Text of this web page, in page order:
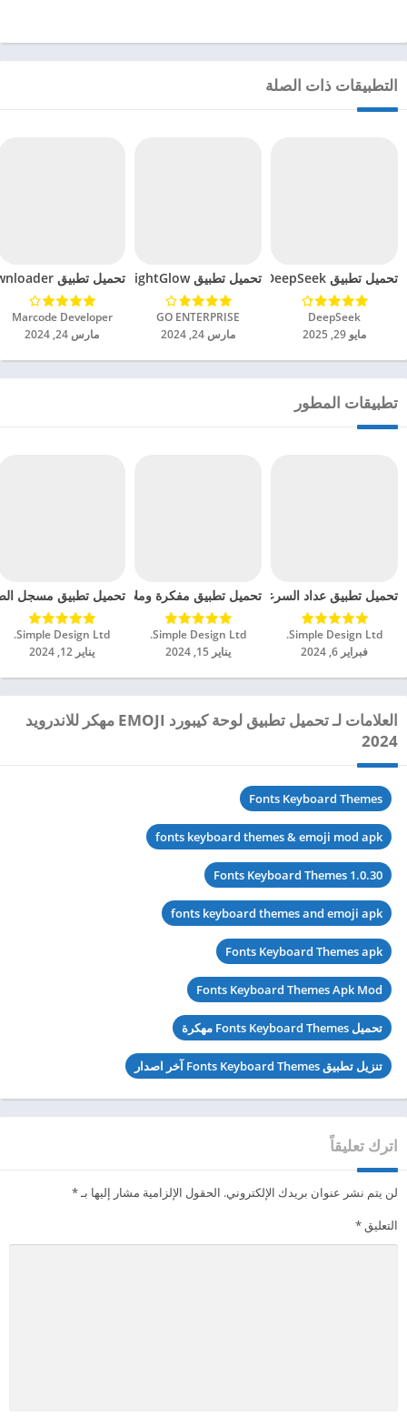
التطبيقات ذات الصلة
تحميل تطبيق DeepSeek مهكر للاندرويد 2025
DeepSeek‏
مايو 29, 2025
تحميل تطبيق BrightGlow مهكر للاندرويد 2024
GO ENTERPRISE‏
مارس 24, 2024
تحميل تطبيق mp4 video downloader مهكر للاندرويد 2024
Marcode Developer‏
مارس 24, 2024
تطبيقات المطور
تحميل تطبيق عداد السرعة GPS Speedometer مهكر للاندرويد 2024
Simple Design Ltd.‏
فبراير 6, 2024
تحميل تطبيق مفكرة وملاحظات – Notein مهكر للاندرويد 2024
Simple Design Ltd.‏
يناير 15, 2024
تحميل تطبيق مسجل
Simple Design Ltd.‏
يناير 12, 2024
العلامات لـ تحميل تطبيق لوحة كيبورد EMOJI مهكر للاندرويد
2024
Fonts Keyboard Themes
fonts keyboard themes & emoji mod apk
Fonts Keyboard Themes 1.0.30
fonts keyboard themes and emoji apk
Fonts Keyboard Themes apk
Fonts Keyboard Themes Apk Mod
تحميل Fonts Keyboard Themes مهكرة
تنزيل تطبيق Fonts Keyboard Themes آخر اصدار
اترك تعليقاً
لن يتم نشر عنوان بريدك الإلكتروني. الحقول الإلزامية مشار إليها بـ*
التعليق*